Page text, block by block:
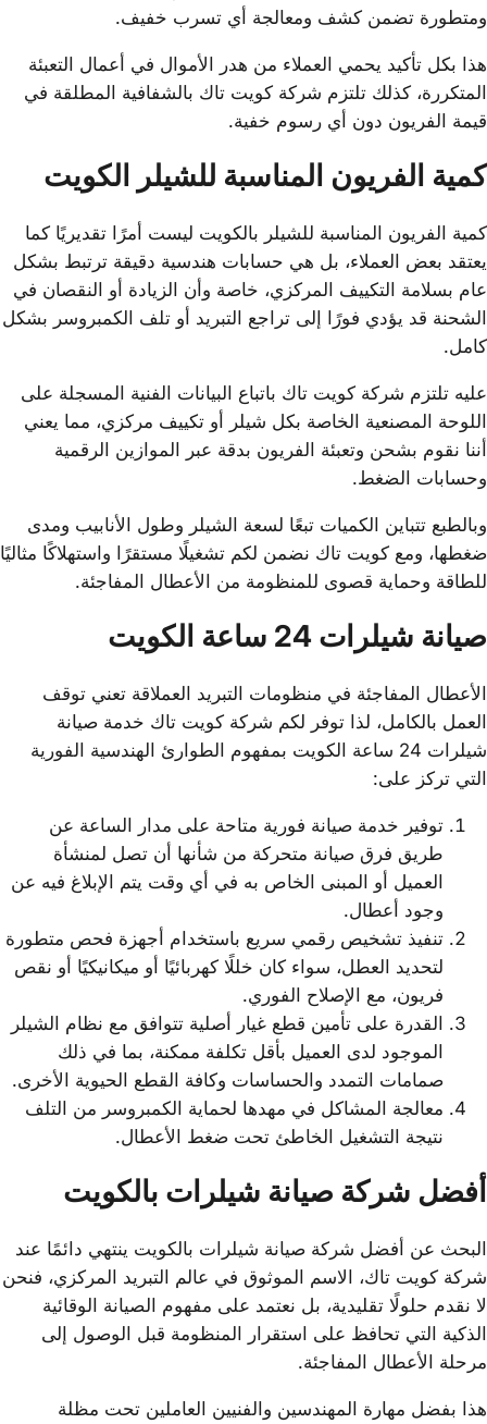
ومتطورة تضمن كشف ومعالجة أي تسرب خفيف.
هذا بكل تأكيد يحمي العملاء من هدر الأموال في أعمال التعبئة
المتكررة، كذلك تلتزم شركة كويت تاك بالشفافية المطلقة في
قيمة الفريون دون أي رسوم خفية.
كمية الفريون المناسبة للشيلر الكويت
كمية الفريون المناسبة للشيلر بالكويت ليست أمرًا تقديريًا كما
يعتقد بعض العملاء، بل هي حسابات هندسية دقيقة ترتبط بشكل
عام بسلامة التكييف المركزي، خاصة وأن الزيادة أو النقصان في
الشحنة قد يؤدي فورًا إلى تراجع التبريد أو تلف الكمبروسر بشكل
كامل.
عليه تلتزم شركة كويت تاك باتباع البيانات الفنية المسجلة على
اللوحة المصنعية الخاصة بكل شيلر أو تكييف مركزي، مما يعني
أننا نقوم بشحن وتعبئة الفريون بدقة عبر الموازين الرقمية
وحسابات الضغط.
وبالطبع تتباين الكميات تبعًا لسعة الشيلر وطول الأنابيب ومدى
ضغطها، ومع كويت تاك نضمن لكم تشغيلًا مستقرًا واستهلاكًا مثاليًا
للطاقة وحماية قصوى للمنظومة من الأعطال المفاجئة.
صيانة شيلرات 24 ساعة الكويت
الأعطال المفاجئة في منظومات التبريد العملاقة تعني توقف
العمل بالكامل، لذا توفر لكم شركة كويت تاك خدمة صيانة
شيلرات 24 ساعة الكويت بمفهوم الطوارئ الهندسية الفورية
التي تركز على:
توفير خدمة صيانة فورية متاحة على مدار الساعة عن
طريق فرق صيانة متحركة من شأنها أن تصل لمنشأة
العميل أو المبنى الخاص به في أي وقت يتم الإبلاغ فيه عن
وجود أعطال.
تنفيذ تشخيص رقمي سريع باستخدام أجهزة فحص متطورة
لتحديد العطل، سواء كان خللًا كهربائيًا أو ميكانيكيًا أو نقص
فريون، مع الإصلاح الفوري.
القدرة على تأمين قطع غيار أصلية تتوافق مع نظام الشيلر
الموجود لدى العميل بأقل تكلفة ممكنة، بما في ذلك
صمامات التمدد والحساسات وكافة القطع الحيوية الأخرى.
معالجة المشاكل في مهدها لحماية الكمبروسر من التلف
نتيجة التشغيل الخاطئ تحت ضغط الأعطال.
أفضل شركة صيانة شيلرات بالكويت
البحث عن أفضل شركة صيانة شيلرات بالكويت ينتهي دائمًا عند
شركة كويت تاك، الاسم الموثوق في عالم التبريد المركزي، فنحن
لا نقدم حلولًا تقليدية، بل نعتمد على مفهوم الصيانة الوقائية
الذكية التي تحافظ على استقرار المنظومة قبل الوصول إلى
مرحلة الأعطال المفاجئة.
هذا بفضل مهارة المهندسين والفنيين العاملين تحت مظلة